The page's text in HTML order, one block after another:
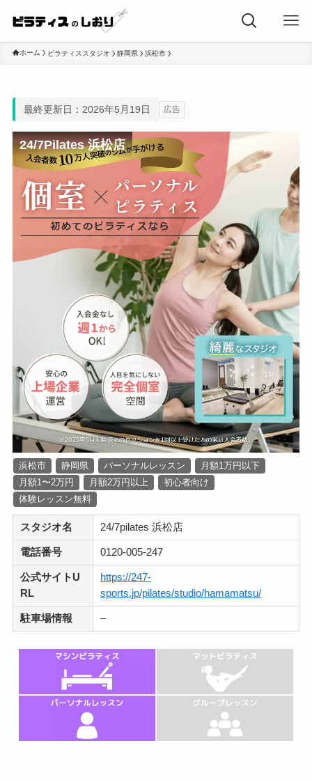
ホーム ピラティススタジオ 静岡県 浜松市
最終更新日：2026年5月19日 広告
24/7Pilates 浜松店
浜松市 静岡県 パーソナルレッスン
月額1万円以下
月額1〜2万円
月額2万円以上
初心者向け
体験レッスン無料
スタジオ名 24/7pilates 浜松店
電話番号 0120‐005‐247
公式サイトU
RL
https://247-
sports.jp/pilates/studio/hamamatsu/
駐車場情報 –